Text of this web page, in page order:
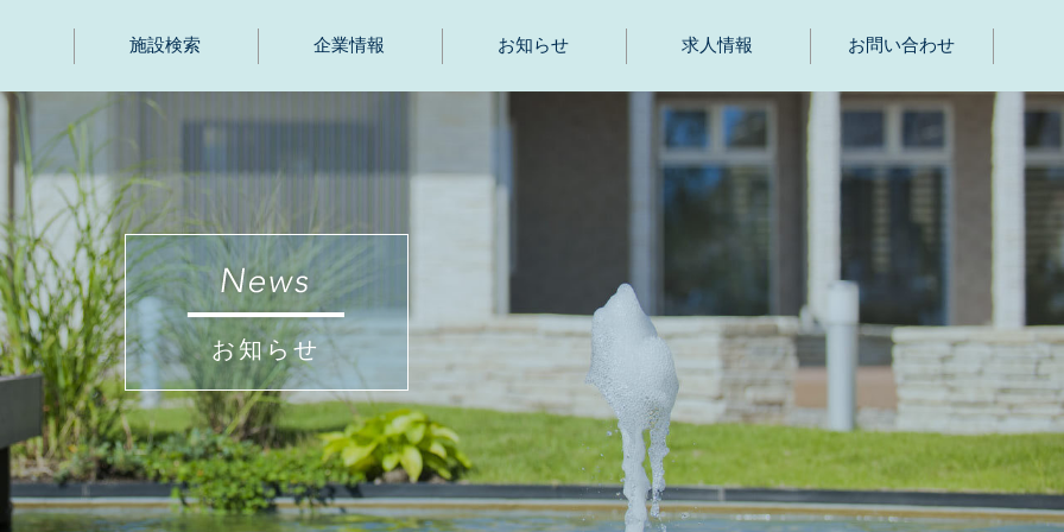
施設検索 企業情報 お知らせ 求人情報 お問い合わせ
お知らせ